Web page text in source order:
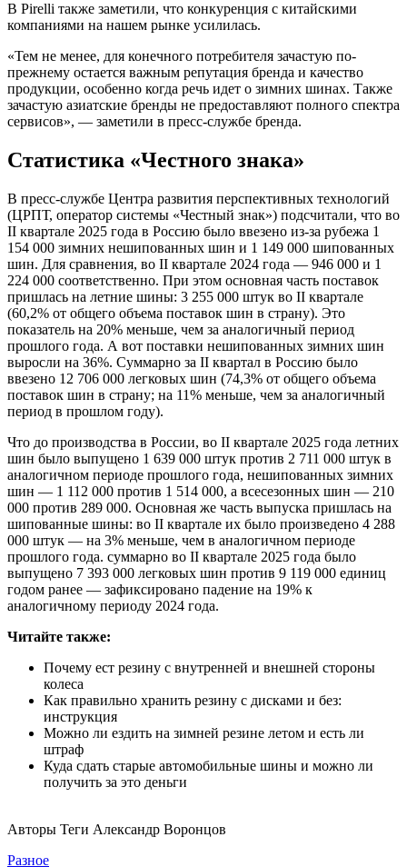
В Pirelli также заметили, что конкуренция с китайскими
компаниями на нашем рынке усилилась.
«Тем не менее, для конечного потребителя зачастую по-
прежнему остается важным репутация бренда и качество
продукции, особенно когда речь идет о зимних шинах. Также
зачастую азиатские бренды не предоставляют полного спектра
сервисов», — заметили в пресс-службе бренда.
Статистика «Честного знака»
В пресс-службе Центра развития перспективных технологий
(ЦРПТ, оператор системы «Честный знак») подсчитали, что во
II квартале 2025 года в Россию было ввезено из-за рубежа 1
154 000 зимних нешипованных шин и 1 149 000 шипованных
шин. Для сравнения, во II квартале 2024 года — 946 000 и 1
224 000 соответственно. При этом основная часть поставок
пришлась на летние шины: 3 255 000 штук во II квартале
(60,2% от общего объема поставок шин в страну). Это
показатель на 20% меньше, чем за аналогичный период
прошлого года. А вот поставки нешипованных зимних шин
выросли на 36%. Суммарно за II квартал в Россию было
ввезено 12 706 000 легковых шин (74,3% от общего объема
поставок шин в страну; на 11% меньше, чем за аналогичный
период в прошлом году).
Что до производства в России, во II квартале 2025 года летних
шин было выпущено 1 639 000 штук против 2 711 000 штук в
аналогичном периоде прошлого года, нешипованных зимних
шин — 1 112 000 против 1 514 000, а всесезонных шин — 210
000 против 289 000. Основная же часть выпуска пришлась на
шипованные шины: во II квартале их было произведено 4 288
000 штук — на 3% меньше, чем в аналогичном периоде
прошлого года. суммарно во II квартале 2025 года было
выпущено 7 393 000 легковых шин против 9 119 000 единиц
годом ранее — зафиксировано падение на 19% к
аналогичному периоду 2024 года.
Читайте также:
Почему ест резину с внутренней и внешней стороны
колеса
Как правильно хранить резину с дисками и без:
инструкция
Можно ли ездить на зимней резине летом и есть ли
штраф
Куда сдать старые автомобильные шины и можно ли
получить за это деньги
Авторы Теги Александр Воронцов
Разное